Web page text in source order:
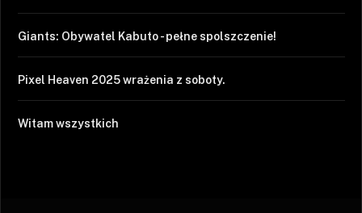
Giants: Obywatel Kabuto - pełne spolszczenie!
Pixel Heaven 2025 wrażenia z soboty.
Witam wszystkich